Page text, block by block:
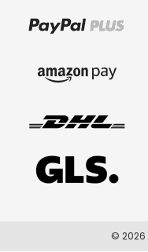
© 2026